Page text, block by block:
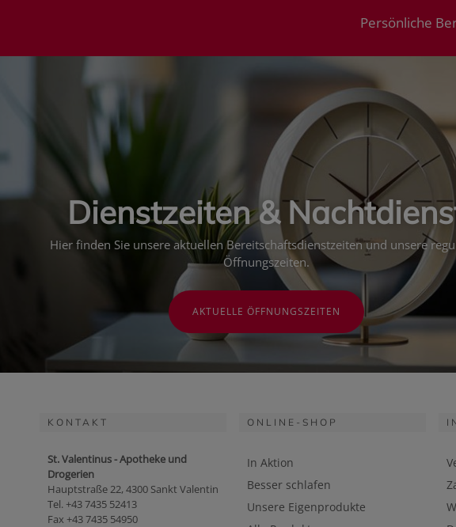
Persönliche
Dienstzeiten &
Hier finden Sie unsere aktuellen Bereitschaftsdienstzeiten und unsere
Öffnungszeiten.
AKTUELLE ÖFFNUNGSZEITEN
KONTAKT
St. Valentinus - Apotheke und
Drogerien
Hauptstraße 22, 4300 Sankt Valentin
Tel. +43 7435 52413
Fax +43 7435 54950
ONLINE-SHOP
In Aktion
Besser schlafen
Unsere Eigenprodukte